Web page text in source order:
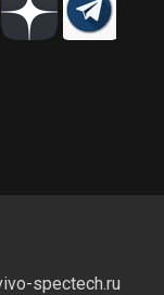
spectech.ru